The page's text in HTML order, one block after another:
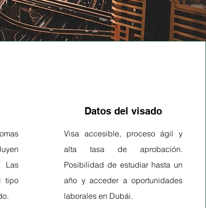
tipo
Datos del visado
Visa accesible, proceso ágil y
alta tasa de aprobación.
Posibilidad de estudiar hasta un
año y acceder a oportunidades
laborales en Dubái.